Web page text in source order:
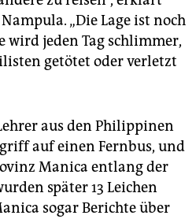
„Die Lage ist noch
wird jeden Tag schlimmer,
getötet oder verletzt
aus den Philippinen
auf einen Fernbus, und
Manica entlang der
später 13 Leichen
sogar Berichte über